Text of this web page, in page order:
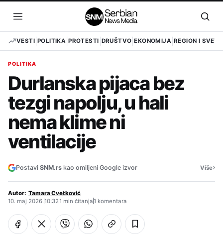
sadržaj
Otvori
meni
VESTI POLITIKA PROTESTI DRUŠTVO EKONOMIJA REGION I SVET
POLITIKA
Durlanska pijaca bez
tezgi napolju, u hali
nema klime ni
ventilacije
Postavi SNM.rs kao omiljeni Google izvor Više›
Autor: Tamara Cvetković
10. maj 2026.10:321 min čitanja1 komentara